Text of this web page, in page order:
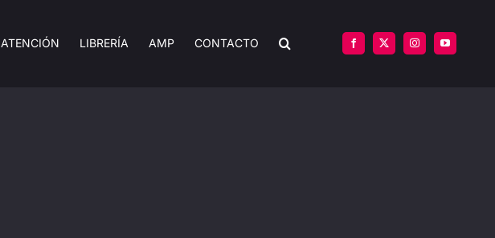
ATENCIÓN LIBRERÍA AMP CONTACTO